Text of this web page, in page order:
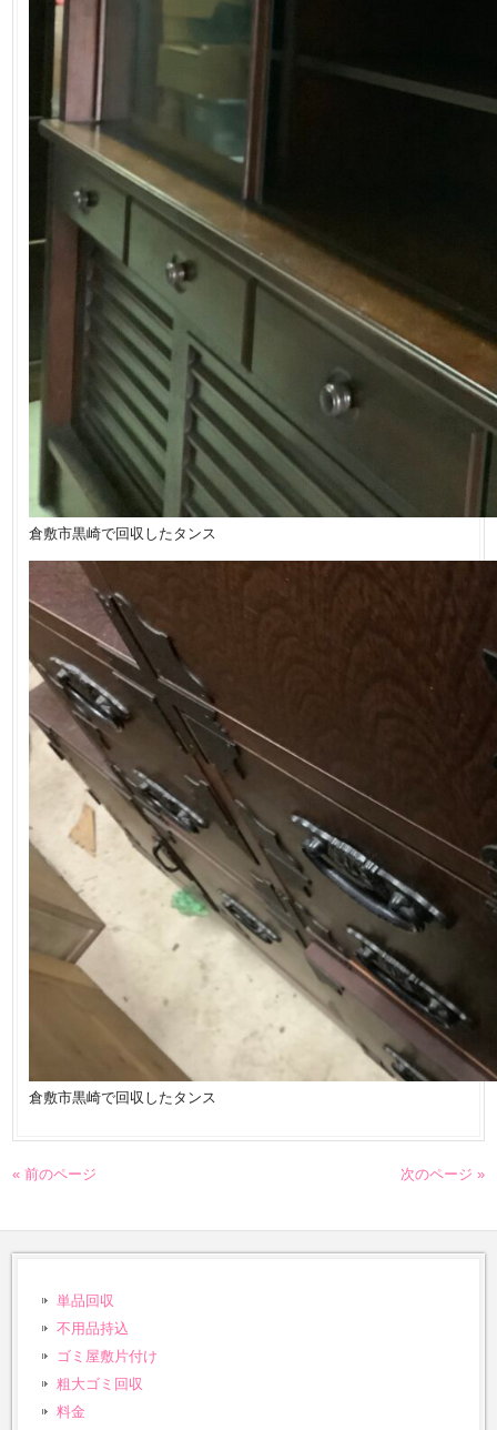
倉敷市黒崎で回収したタンス
倉敷市黒崎で回収したタンス
« 前のページ 次のページ »
単品回収
不用品持込
ゴミ屋敷片付け
粗大ゴミ回収
料金